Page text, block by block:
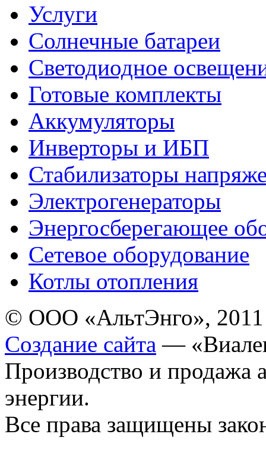
Услуги
Солнечные батареи
Светодиодное
Готовые комплекты
Аккумуляторы
Инверторы и ИБП
Стабилизаторы
Электрогенераторы
Энергосберегающее
Сетевое оборудование
Котлы отопления
© ООО «АльтЭнго», 2011
Создание сайта —
Производство и продажа
энергии.
Все права защищены